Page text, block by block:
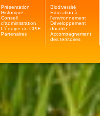
Présentation
Historique
Conseil
d'administration
L'équipe du CPIE
Partenaires
Biodiversité
Education à
l'environnement
Développement
durable
Accompagnement
des territoires